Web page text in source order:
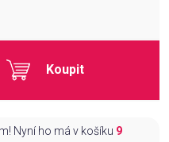
Koupit
Nyní ho má v košíku 9